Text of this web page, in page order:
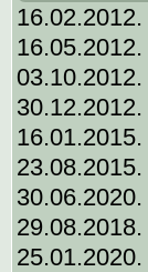
16.02.2012.
16.05.2012.
03.10.2012.
30.12.2012.
16.01.2015.
23.08.2015.
30.06.2020.
29.08.2018.
25.01.2020.